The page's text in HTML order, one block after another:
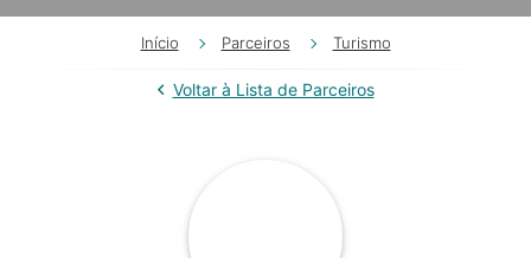
Início Parceiros Turismo
Voltar à Lista de Parceiros